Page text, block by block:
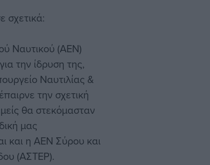
σχετικά:
Ναυτικού (ΑΕΝ)
την ίδρυση της,
Ναυτιλίας &
την σχετική
θα στεκόμασταν
μας
και η ΑΕΝ Σύρου και
(ΑΣΤΕΡ).